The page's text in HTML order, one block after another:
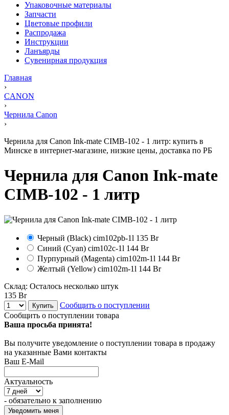
Упаковочные материалы
Запчасти
Цветовые профили
Распродажа
Инструкции
Ланъярды
Сувенирная продукция
Главная
›
CANON
›
Чернила Canon
›
Чернила для Canon Ink-mate СIMB-102 - 1 литр: купить в
Минске в интернет-магазине, низкие цены, доставка по РБ
Чернила для Canon Ink-mate
СIMB-102 - 1 литр
Черный (Black) cim102pb-1l 135 Br
Синий (Cyan) cim102c-1l 144 Br
Пурпурный (Magenta) cim102m-1l 144 Br
Желтый (Yellow) cim102m-1l 144 Br
Склад: Осталось несколько штук
135 Br
Купить
Сообщить о поступлении
Сообщить о поступлении товара
Ваша просьба принята!
Вы получите уведомление о поступлении товара в продажу
на указанные Вами контакты
Ваш E-Mail
Актуальность
- обязательно к заполнению